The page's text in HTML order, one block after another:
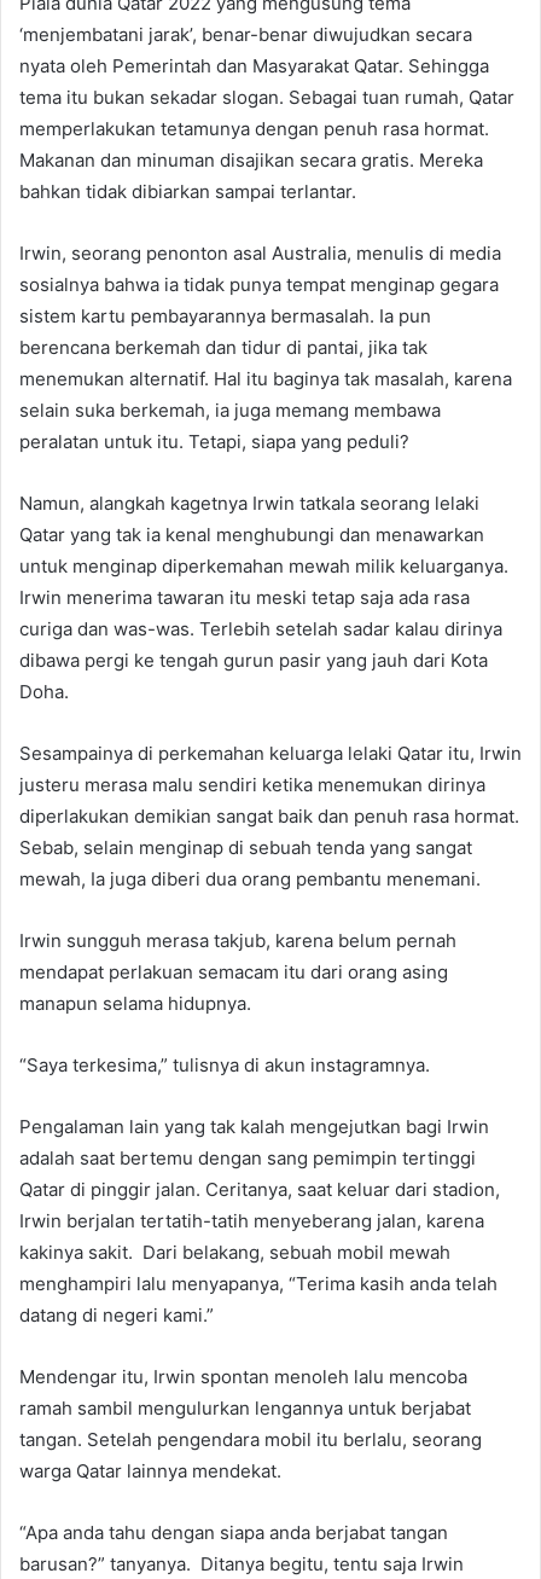
‘menjembatani jarak’, benar-benar diwujudkan secara
nyata oleh Pemerintah dan Masyarakat Qatar. Sehingga
tema itu bukan sekadar slogan. Sebagai tuan rumah, Qatar
memperlakukan tetamunya dengan penuh rasa hormat.
Makanan dan minuman disajikan secara gratis. Mereka
bahkan tidak dibiarkan sampai terlantar.
Irwin, seorang penonton asal Australia, menulis di media
sosialnya bahwa ia tidak punya tempat menginap gegara
sistem kartu pembayarannya bermasalah. Ia pun
berencana berkemah dan tidur di pantai, jika tak
menemukan alternatif. Hal itu baginya tak masalah, karena
selain suka berkemah, ia juga memang membawa
peralatan untuk itu. Tetapi, siapa yang peduli?
Namun, alangkah kagetnya Irwin tatkala seorang lelaki
Qatar yang tak ia kenal menghubungi dan menawarkan
untuk menginap diperkemahan mewah milik keluarganya.
Irwin menerima tawaran itu meski tetap saja ada rasa
curiga dan was-was. Terlebih setelah sadar kalau dirinya
dibawa pergi ke tengah gurun pasir yang jauh dari Kota
Doha.
Sesampainya di perkemahan keluarga lelaki Qatar itu, Irwin
justeru merasa malu sendiri ketika menemukan dirinya
diperlakukan demikian sangat baik dan penuh rasa hormat.
Sebab, selain menginap di sebuah tenda yang sangat
mewah, Ia juga diberi dua orang pembantu menemani.
Irwin sungguh merasa takjub, karena belum pernah
mendapat perlakuan semacam itu dari orang asing
manapun selama hidupnya.
“Saya terkesima,” tulisnya di akun instagramnya.
Pengalaman lain yang tak kalah mengejutkan bagi Irwin
adalah saat bertemu dengan sang pemimpin tertinggi
Qatar di pinggir jalan. Ceritanya, saat keluar dari stadion,
Irwin berjalan tertatih-tatih menyeberang jalan, karena
kakinya sakit. Dari belakang, sebuah mobil mewah
menghampiri lalu menyapanya, “Terima kasih anda telah
datang di negeri kami.”
Mendengar itu, Irwin spontan menoleh lalu mencoba
ramah sambil mengulurkan lengannya untuk berjabat
tangan. Setelah pengendara mobil itu berlalu, seorang
warga Qatar lainnya mendekat.
“Apa anda tahu dengan siapa anda berjabat tangan
barusan?” tanyanya. Ditanya begitu, tentu saja Irwin